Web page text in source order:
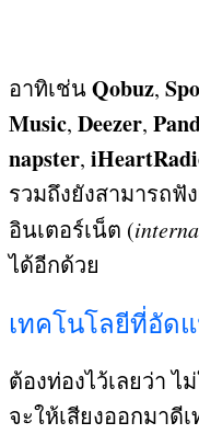
อาทิเช่นQobuz,
Music, Deezer,
napster,
รวมถึงยังสามารถฟั
อินเตอร์เน็ต (
ได้อีกด้วย
เทคโนโลยีที่อัด
ต้องท่องไว้เลยว่า ไ
จะให้เสียงออกมาดี